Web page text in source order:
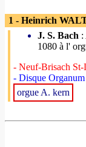
1 - Heinrich
J. S. Bach :
1080 à l'
- Neuf-Brisach
- Disque Organum
orgue A. kern